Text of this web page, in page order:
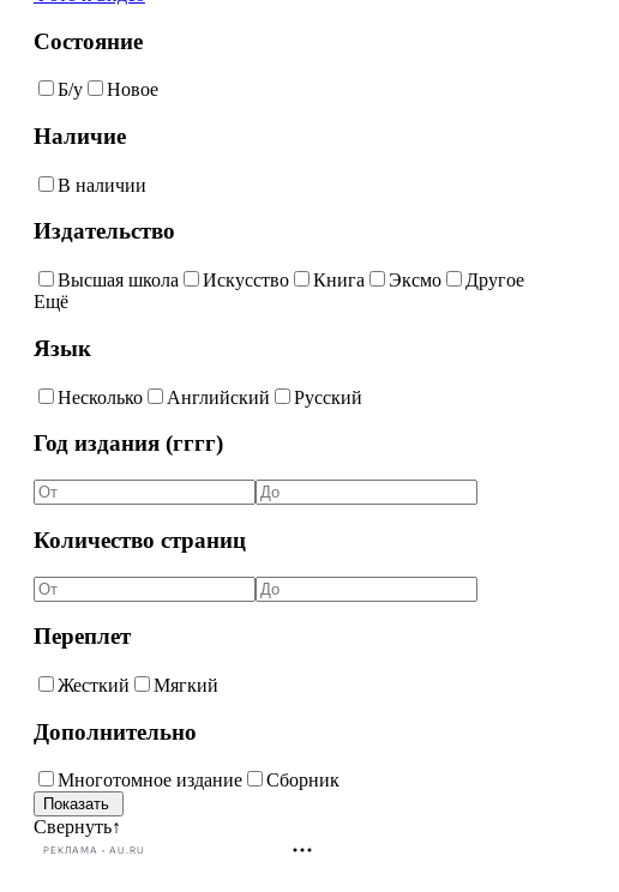
Состояние
Б/у Новое
Наличие
В наличии
Издательство
Высшая школа Искусство Книга Эксмо
Другое
Ещё
Язык
Несколько Английский Русский
Год издания (гггг)
Количество страниц
Переплет
Жесткий Мягкий
Дополнительно
Многотомное издание Сборник
Свернуть↑
РЕКЛАМА • AU.RU